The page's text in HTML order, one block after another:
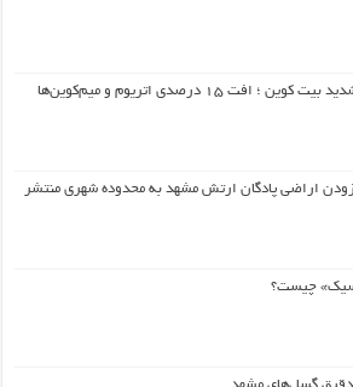
کوین ؛ افت ۱۵ درصدی اتریوم و میم‌کوین‌ها
اراضی پادگان ارتش مشهد به محدوده شهری منتشر
چیست؟